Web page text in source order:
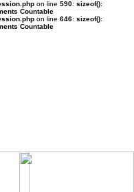
on line 590: sizeof():
Countable
on line 646: sizeof():
Countable